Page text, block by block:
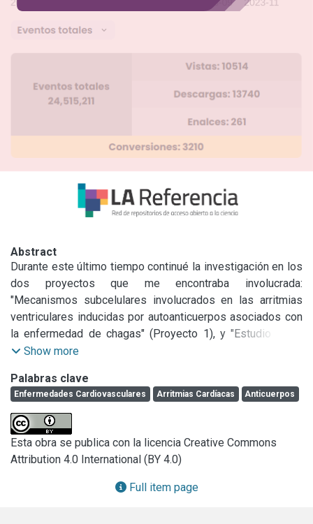
Abstract
Durante este último tiempo continué la investigación en los
dos proyectos que me encontraba involucrada:
"Mecanismos subcelulares involucrados en las arritmias
ventriculares inducidas por autoanticuerpos asociados con
la enfermedad de chagas" (Proyecto 1), y "Estudio de la
producción de óxido nítrico inducida por hinchamiento
calcio intracelular, la contractilidad miocárdica y la viabilidad
celular" (Proyecto 2).
En cuanto a las técnicas utilizadas, realicé mis tareas con
las técnicas aprendidas con anterioridad: aislamiento de
miocitos, utilización de microscopio invertido de
fluorescencia para medir contractilidad y Ca2+ intracelular
con video detección de bordes en miocitos aislados y la
Show more
Palabras clave
Enfermedades Cardiovasculares Arritmias Cardíacas Anticuerpos
Esta obra se publica con la licencia Creative Commons
Attribution 4.0 International (BY 4.0)
Full item page